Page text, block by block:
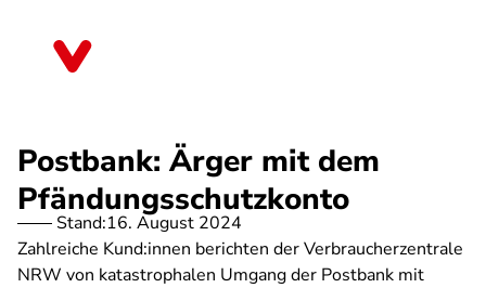
Postbank: Ärger mit dem
Pfändungsschutzkonto
Stand:16. August 2024
Zahlreiche Kund:innen berichten der Verbraucherzentrale
NRW von katastrophalen Umgang der Postbank mit